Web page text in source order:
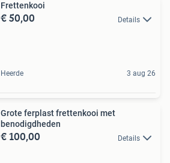
Frettenkooi
€ 50,00 Details
Heerde 3 aug 26
Grote ferplast frettenkooi met
benodigdheden
€ 100,00 Details